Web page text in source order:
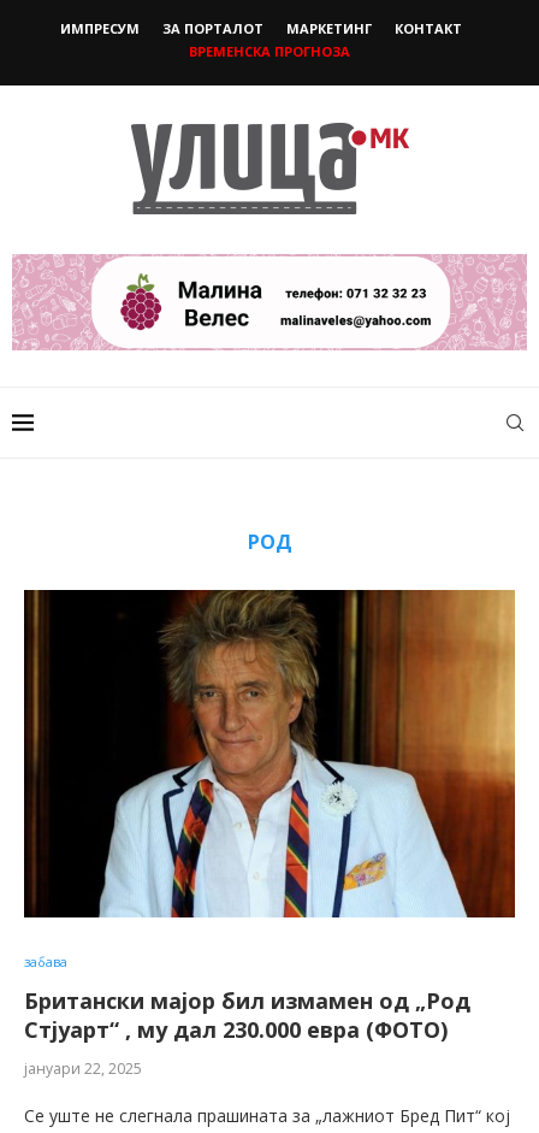
ИМПРЕСУМ ЗА ПОРТАЛОТ МАРКЕТИНГ
КОНТАКТ
ВРЕМЕНСКА ПРОГНОЗА
РОД
забава
Британски мајор бил измамен од „Род
Стјуарт“ , му дал 230.000 евра (ФОТО)
јануари 22, 2025
Се уште не слегнала прашината за „лажниот Бред Пит“ кој